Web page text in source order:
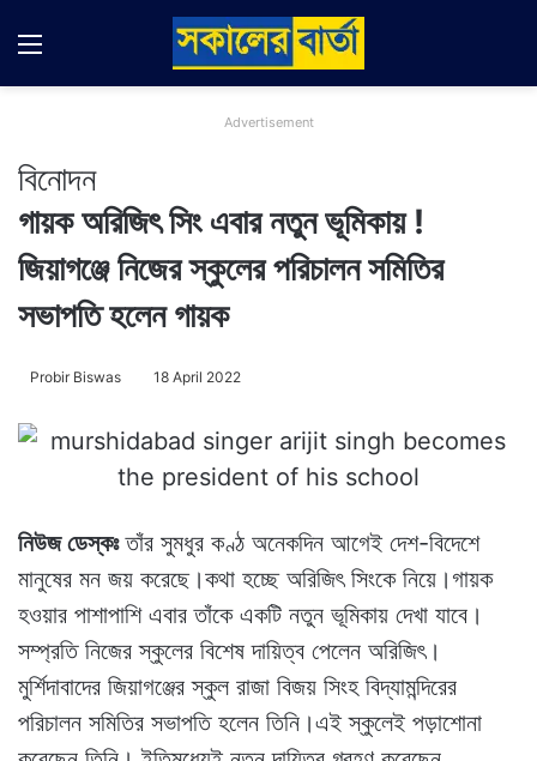
Menu
Advertisement
বিনোদন
গায়ক অরিজিৎ সিং এবার নতুন ভূমিকায় !
জিয়াগঞ্জে নিজের স্কুলের পরিচালন সমিতির
সভাপতি হলেন গায়ক
Probir Biswas 18 April 2022
নিউজ ডেস্কঃতাঁর সুমধুর কণ্ঠ অনেকদিন আগেই দেশ-বিদেশে
মানুষের মন জয় করেছে।কথা হচ্ছে অরিজিৎ সিংকে নিয়ে।গায়ক
হওয়ার পাশাপাশি এবার তাঁকে একটি নতুন ভূমিকায় দেখা যাবে।
সম্প্রতি নিজের স্কুলের বিশেষ দায়িত্ব পেলেন অরিজিৎ।
মুর্শিদাবাদের জিয়াগঞ্জের স্কুল রাজা বিজয় সিংহ বিদ্যামন্দিরের
পরিচালন সমিতির সভাপতি হলেন তিনি।এই স্কুলেই পড়াশোনা